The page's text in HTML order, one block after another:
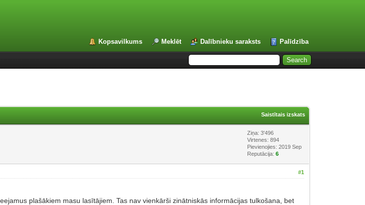
Kopsavilkums Meklēt Dalībnieku saraksts Palīdzība
Saistītais izskats
Ziņa: 3'496
Virtenes: 894
Pievienojies: 2019 Sep
Reputācija:6
#1
plašākiem masu lasītājiem. Tas nav vienkārši zinātniskās informācijas tulkošana, bet